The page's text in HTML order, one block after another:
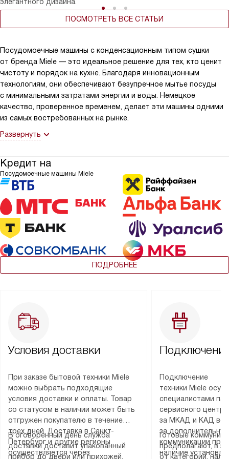
элегантного дизайна.
ПОСМОТРЕТЬ ВСЕ СТАТЬИ
Посудомоечные машины с конденсационным типом сушки
от бренда Miele — это идеальное решение для тех, кто ценит
чистоту и порядок на кухне. Благодаря инновационным
технологиям, они обеспечивают безупречное мытье посуды
с минимальными затратами энергии и воды. Немецкое
качество, проверенное временем, делает эти машины одними
из самых востребованных на рынке.
Развернуть
Кредит на
Посудомоечные машины Miele
ПОДРОБНЕЕ
Условия доставки
При заказе бытовой техники Miele
можно выбрать подходящие
условия доставки и оплаты. Товар
со статусом в наличии может быть
отгружен покупателю в течение
трех дней. Доставка в Санкт-
Петербург и другие регионы
осуществляется через
В оговоренный день служба
доставки доставит упакованный
прибор до двери или прихожей.
Подключение
техники Miele
специалистами
сервисного
за МКАД и КАД
за
коммуникации
наличие
Готовые
предполагают, в
от категории,